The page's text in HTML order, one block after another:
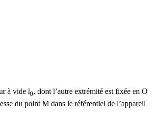
à vide l0, dont l’autre extrémité est fixée en O
du point M dans le référentiel de l’appareil